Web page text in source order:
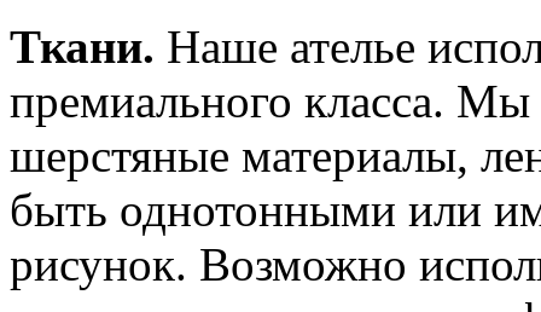
Ткани. Наше ателье
премиального класса.
шерстяные материалы,
быть однотонными или
рисунок. Возможно